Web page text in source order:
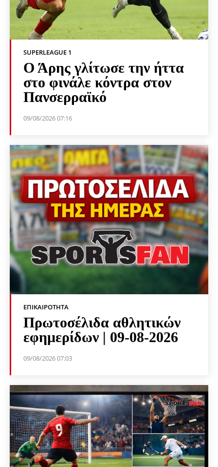
SUPERLEAGUE 1
Ο Άρης γλίτωσε την ήττα
στο φινάλε κόντρα στον
Πανσερραϊκό
09/08/2026 07:16
ΕΠΙΚΑΙΡΌΤΗΤΑ
Πρωτοσέλιδα αθλητικών
εφημερίδων | 09-08-2026
09/08/2026 07:03